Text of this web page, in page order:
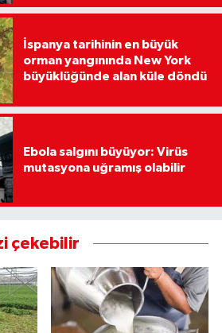
İspanya tarihinin en büyük
orman yangınında New York
büyüklüğünde alan küle döndü
Ebola salgını büyüyor: Virüs
mutasyona uğramış olabilir
çekebilir